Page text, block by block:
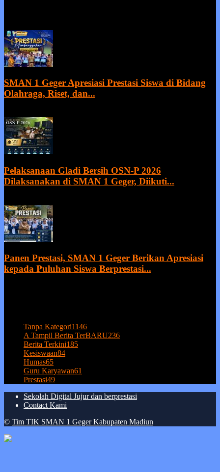
SMAN 1 Geger Apresiasi Prestasi Siswa di Bidang
Olahraga, Riset, dan...
Pelaksanaan Gladi Bersih OSN-P 2026
Dilaksanakan di SMAN 1 Geger, Diikuti...
Panen Prestasi, SMAN 1 Geger Berikan Apresiasi
kepada Puluhan Siswa Berprestasi...
Tanpa Kategori1146
A Tampil Berita TerBARU236
Berita Terkini185
Kesiswaan84
Humas65
Guru Karyawan61
Prestasi49
Sekolah Digital Jujur dan berprestasi
Contact Kami
© Tim TIK SMAN 1 Geger Kabupaten Madiun